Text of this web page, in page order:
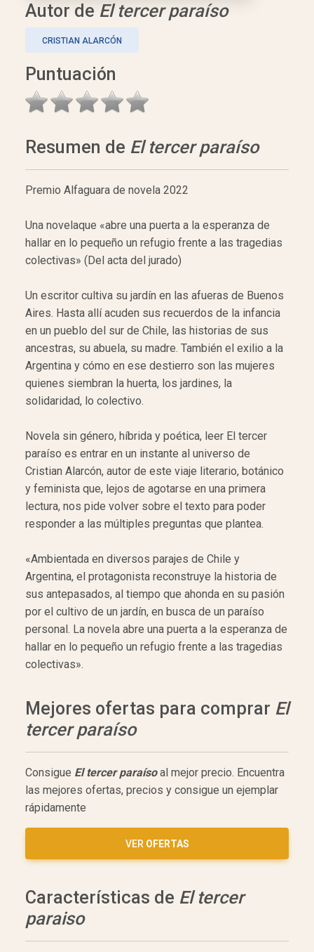
Autor de El tercer paraíso
CRISTIAN ALARCÓN
Puntuación
Resumen de El tercer paraíso
Premio Alfaguara de novela 2022
Una novelaque «abre una puerta a la esperanza de
hallar en lo pequeño un refugio frente a las tragedias
colectivas» (Del acta del jurado)
Un escritor cultiva su jardín en las afueras de Buenos
Aires. Hasta allí acuden sus recuerdos de la infancia
en un pueblo del sur de Chile, las historias de sus
ancestras, su abuela, su madre. También el exilio a la
Argentina y cómo en ese destierro son las mujeres
quienes siembran la huerta, los jardines, la
solidaridad, lo colectivo.
Novela sin género, híbrida y poética, leer El tercer
paraíso es entrar en un instante al universo de
Cristian Alarcón, autor de este viaje literario, botánico
y feminista que, lejos de agotarse en una primera
lectura, nos pide volver sobre el texto para poder
responder a las múltiples preguntas que plantea.
«Ambientada en diversos parajes de Chile y
Argentina, el protagonista reconstruye la historia de
sus antepasados, al tiempo que ahonda en su pasión
por el cultivo de un jardín, en busca de un paraíso
personal. La novela abre una puerta a la esperanza de
hallar en lo pequeño un refugio frente a las tragedias
colectivas».
Mejores ofertas para comprar El
tercer paraíso
Consigue El tercer paraísoal mejor precio. Encuentra
las mejores ofertas, precios y consigue un ejemplar
rápidamente
VER OFERTAS
Características de El tercer
paraiso